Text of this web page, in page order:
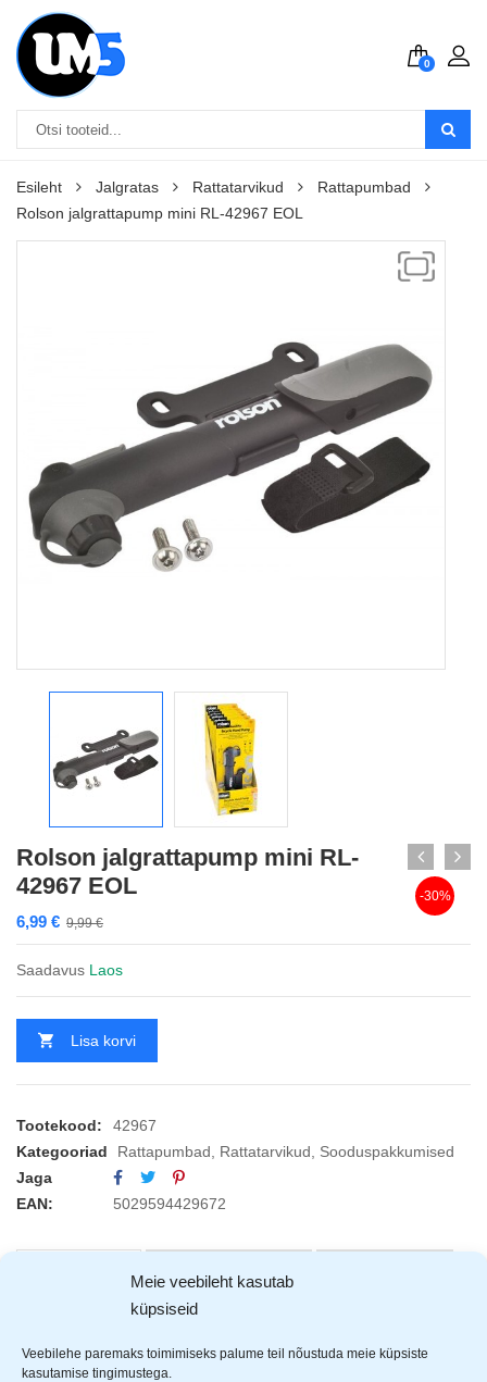
Meie veebileht kasutab
küpsiseid
Veebilehe paremaks toimimiseks palume teil nõustuda meie küpsiste
kasutamise tingimustega.
0
Esileht Jalgratas Rattatarvikud
Rattapumbad
Rolson jalgrattapump mini RL-42967 EOL
Rolson jalgrattapump mini RL-
42967 EOL
9,99€
6,99 €
-30%
Saadavus Laos
Lisa korvi
Tootekood:
42967
Kategooriad
Rattapumbad Rattatarvikud
Sooduspakkumised
Jaga
EAN:
5029594429672
ARVUSTUSED (0)